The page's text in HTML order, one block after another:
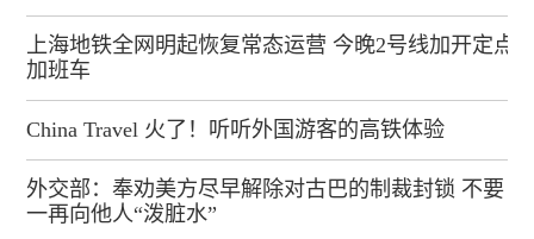
上海地铁全网明起恢复常态运营 今晚2号线加开定点
加班车
China Travel 火了！听听外国游客的高铁体验
外交部：奉劝美方尽早解除对古巴的制裁封锁 不要
一再向他人“泼脏水”